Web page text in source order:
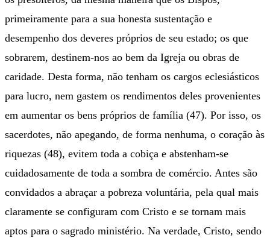
primeiramente para a sua honesta sustentação e
desempenho dos deveres próprios de seu estado; os que
sobrarem, destinem-nos ao bem da Igreja ou obras de
caridade. Desta forma, não tenham os cargos eclesiásticos
para lucro, nem gastem os rendimentos deles provenientes
em aumentar os bens próprios de família (47). Por isso, os
sacerdotes, não apegando, de forma nenhuma, o coração às
riquezas (48), evitem toda a cobiça e abstenham-se
cuidadosamente de toda a sombra de comércio. Antes são
convidados a abraçar a pobreza voluntária, pela qual mais
claramente se configuram com Cristo e se tornam mais
aptos para o sagrado ministério. Na verdade, Cristo, sendo